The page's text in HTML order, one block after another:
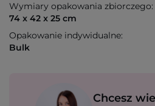
Wymiary opakowania zbiorczego:
74 x 42 x 25 cm
Opakowanie indywidualne:
Bulk
Chcesz